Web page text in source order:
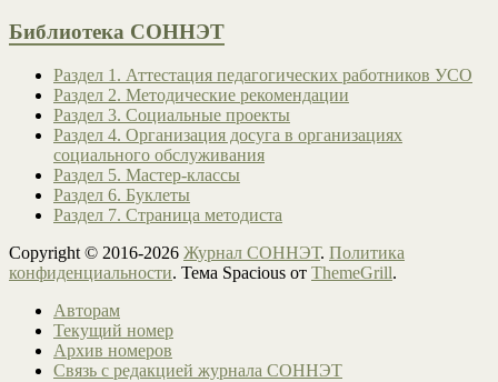
Библиотека СОННЭТ
Раздел 1. Аттестация педагогических работников УСО
Раздел 2. Методические рекомендации
Раздел 3. Социальные проекты
Раздел 4. Организация досуга в организациях
социального обслуживания
Раздел 5. Мастер-классы
Раздел 6. Буклеты
Раздел 7. Страница методиста
Copyright © 2016-2026 Журнал СОННЭТ. Политика
конфиденциальности. Тема Spacious от ThemeGrill.
Авторам
Текущий номер
Архив номеров
Связь с редакцией журнала СОННЭТ